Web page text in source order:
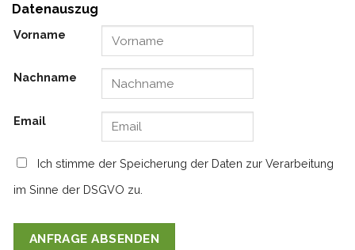
Datenauszug
Vorname
Nachname
Email
Ich stimme der Speicherung der Daten zur Verarbeitung
im Sinne der DSGVO zu.